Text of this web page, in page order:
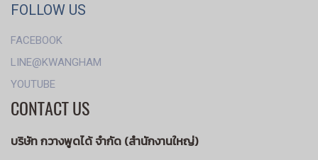
FOLLOW US
FACEBOOK
LINE@KWANGHAM
YOUTUBE
CONTACT US
บริษัท กวางพูดได้ จำกัด (สำนักงานใหญ่)